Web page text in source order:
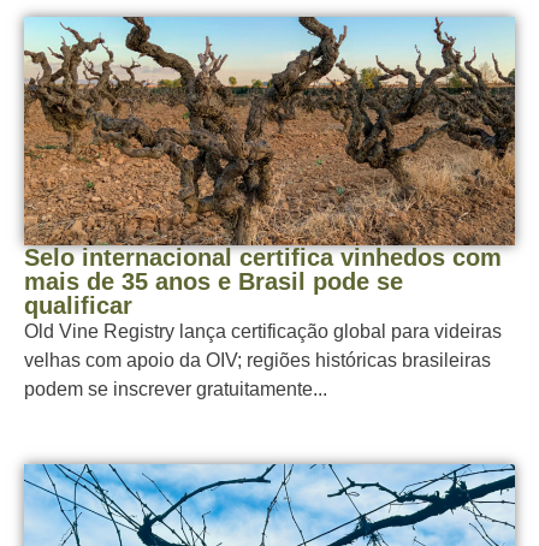
Selo internacional certifica vinhedos com
mais de 35 anos e Brasil pode se
qualificar
Old Vine Registry lança certificação global para videiras
velhas com apoio da OIV; regiões históricas brasileiras
podem se inscrever gratuitamente...